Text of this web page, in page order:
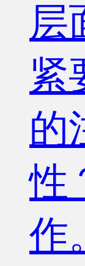
层
紧
的
性
作